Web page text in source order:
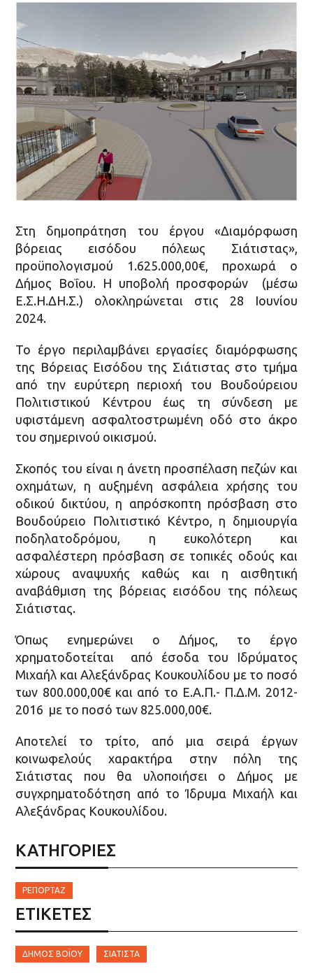
Στη δημοπράτηση του έργου «Διαμόρφωση
βόρειας εισόδου πόλεως Σιάτιστας»,
προϋπολογισμού 1.625.000,00€, προχωρά ο
Δήμος Βοΐου. H υποβολή προσφορών (μέσω
Ε.Σ.Η.ΔΗ.Σ.) ολοκληρώνεται στις 28 Ιουνίου
2024.
Το έργο περιλαμβάνει εργασίες διαμόρφωσης
της Βόρειας Εισόδου της Σιάτιστας στο τμήμα
από την ευρύτερη περιοχή του Βουδούρειου
Πολιτιστικού Κέντρου έως τη σύνδεση με
υφιστάμενη ασφαλτοστρωμένη οδό στο άκρο
του σημερινού οικισμού.
Σκοπός του είναι η άνετη προσπέλαση πεζών και
οχημάτων, η αυξημένη ασφάλεια χρήσης του
οδικού δικτύου, η απρόσκοπτη πρόσβαση στο
Βουδούρειο Πολιτιστικό Κέντρο, η δημιουργία
ποδηλατοδρόμου, η ευκολότερη και
ασφαλέστερη πρόσβαση σε τοπικές οδούς και
χώρους αναψυχής καθώς και η αισθητική
αναβάθμιση της βόρειας εισόδου της πόλεως
Σιάτιστας.
Όπως ενημερώνει ο Δήμος, το έργο
χρηματοδοτείται από έσοδα του Ιδρύματος
Μιχαήλ και Αλεξάνδρας Κουκουλίδου με το ποσό
των 800.000,00€ και από το Ε.Α.Π.- Π.Δ.Μ. 2012-
2016 με το ποσό των 825.000,00€.
Αποτελεί το τρίτο, από μια σειρά έργων
κοινωφελούς χαρακτήρα στην πόλη της
Σιάτιστας που θα υλοποιήσει ο Δήμος με
συγχρηματοδότηση από το Ίδρυμα Μιχαήλ και
Αλεξάνδρας Κουκουλίδου.
ΚΑΤΗΓΟΡΙΕΣ
ΡΕΠΟΡΤΆΖ
ΕΤΙΚΈΤΕΣ
ΔΉΜΟΣ ΒΟΪ́ΟΥ ΣΙΆΤΙΣΤΑ